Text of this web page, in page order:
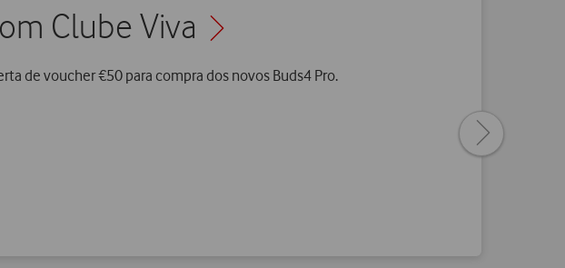
Clube Viva
de voucher €50 para compra dos novos Buds4 Pro.
Next
page